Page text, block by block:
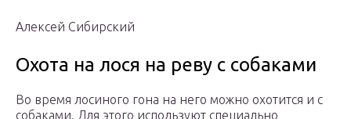
Алексей Сибирский
Охота на лося на реву с собаками
Во время лосиного гона на него можно охотится и с
собаками. Для этого используют специально